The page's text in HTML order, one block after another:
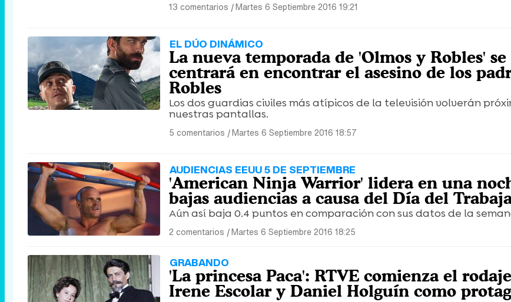
13 comentarios |Martes 6 Septiembre 2016 19:21
EL DÚO DINÁMICO
La nueva temporada de 'Olmos y Robles' se
centrará en encontrar el asesino de los
Robles
Los dos guardias civiles más atípicos de la televisión volverán
nuestras pantallas.
5 comentarios |Martes 6 Septiembre 2016 18:57
AUDIENCIAS EEUU 5 DE SEPTIEMBRE
'American Ninja Warrior' lidera en una
bajas audiencias a causa del Día del
Aún así baja 0.4 puntos en comparación con sus datos de la
2 comentarios |Martes 6 Septiembre 2016 18:25
GRABANDO
'La princesa Paca': RTVE comienza el
Irene Escolar y Daniel Holguín como